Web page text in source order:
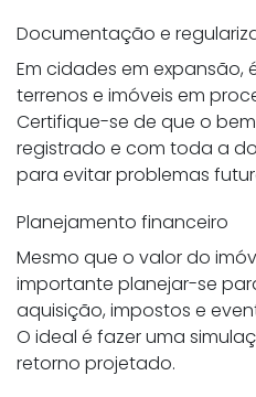
Documentação e
Em cidades em expansão,
terrenos e imóveis em
Certifique-se de que o
registrado e com toda a
para evitar problemas
Planejamento financeiro
Mesmo que o valor do
importante planejar-se
aquisição, impostos e
O ideal é fazer uma
retorno projetado.